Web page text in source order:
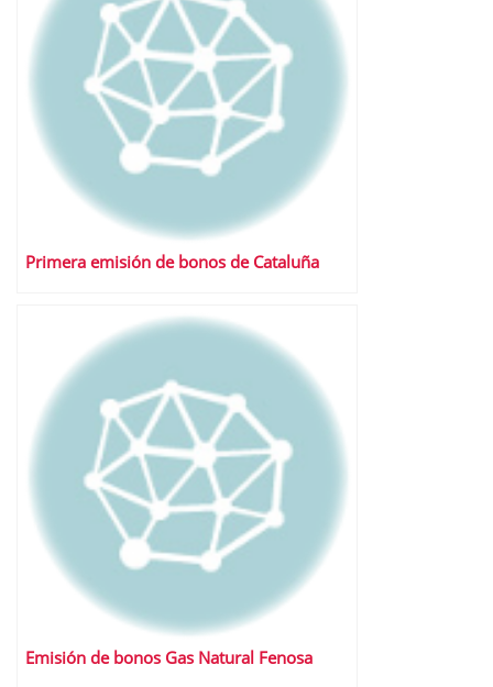
Primera emisión de bonos de Cataluña
Emisión de bonos Gas Natural Fenosa